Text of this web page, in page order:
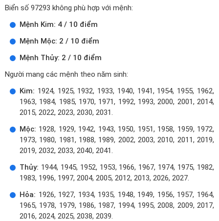
Biển số 97293 không phù hợp với mệnh:
Mệnh Kim: 4 / 10 điểm
Mệnh Mộc: 2 / 10 điểm
Mệnh Thủy: 2 / 10 điểm
Người mang các mệnh theo năm sinh:
Kim: 1924, 1925, 1932, 1933, 1940, 1941, 1954, 1955, 1962,
1963, 1984, 1985, 1970, 1971, 1992, 1993, 2000, 2001, 2014,
2015, 2022, 2023, 2030, 2031.
Mộc: 1928, 1929, 1942, 1943, 1950, 1951, 1958, 1959, 1972,
1973, 1980, 1981, 1988, 1989, 2002, 2003, 2010, 2011, 2019,
2019, 2032, 2033, 2040, 2041.
Thủy: 1944, 1945, 1952, 1953, 1966, 1967, 1974, 1975, 1982,
1983, 1996, 1997, 2004, 2005, 2012, 2013, 2026, 2027.
Hỏa: 1926, 1927, 1934, 1935, 1948, 1949, 1956, 1957, 1964,
1965, 1978, 1979, 1986, 1987, 1994, 1995, 2008, 2009, 2017,
2016, 2024, 2025, 2038, 2039.